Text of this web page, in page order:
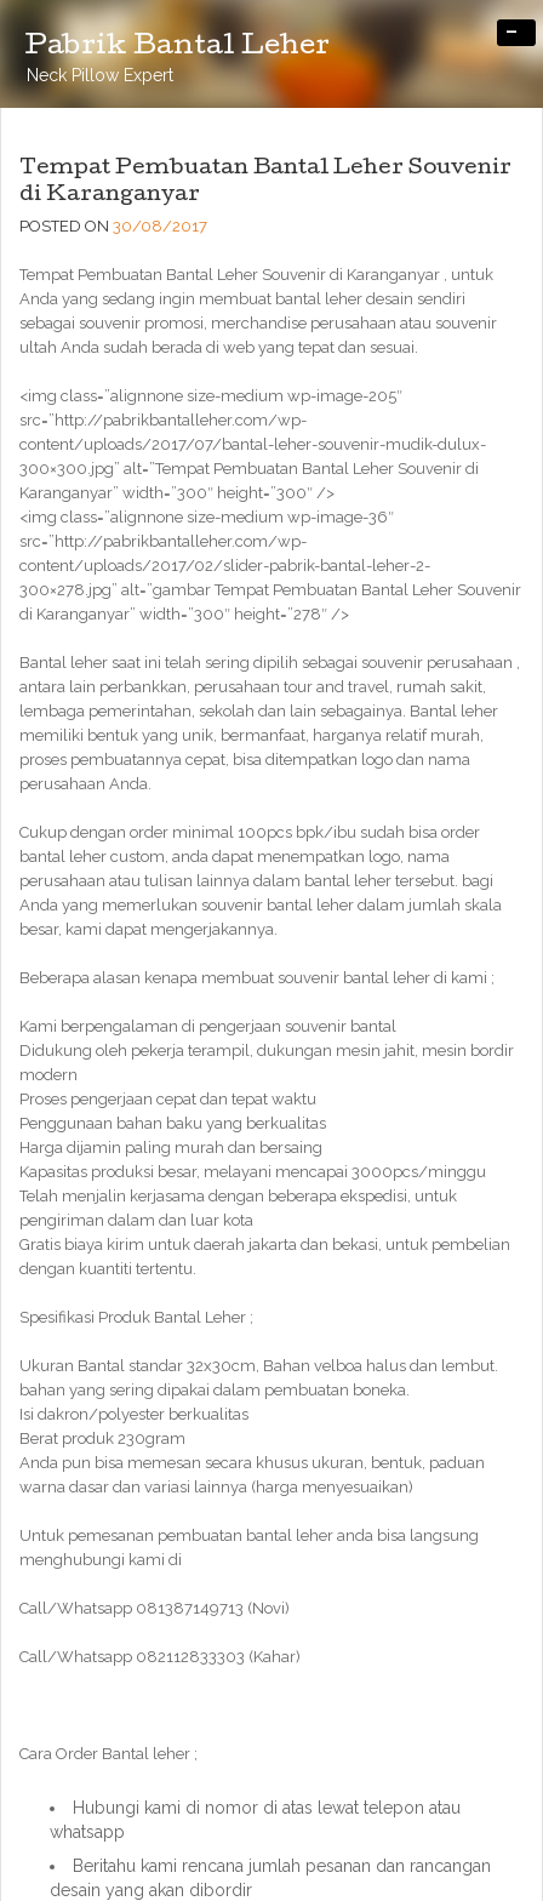
Pabrik Bantal Leher
Neck Pillow Expert
-
Tempat Pembuatan Bantal Leher Souvenir
di Karanganyar
POSTED ON 30/08/2017
Tempat Pembuatan Bantal Leher Souvenir di Karanganyar , untuk
Anda yang sedang ingin membuat bantal leher desain sendiri
sebagai souvenir promosi, merchandise perusahaan atau souvenir
ultah Anda sudah berada di web yang tepat dan sesuai.
<img class=”alignnone size-medium wp-image-205″
src=”http://pabrikbantalleher.com/wp-
content/uploads/2017/07/bantal-leher-souvenir-mudik-dulux-
300×300.jpg” alt=”Tempat Pembuatan Bantal Leher Souvenir di
Karanganyar” width=”300″ height=”300″ />
<img class=”alignnone size-medium wp-image-36″
src=”http://pabrikbantalleher.com/wp-
content/uploads/2017/02/slider-pabrik-bantal-leher-2-
300×278.jpg” alt=”gambar Tempat Pembuatan Bantal Leher Souvenir
di Karanganyar” width=”300″ height=”278″ />
Bantal leher saat ini telah sering dipilih sebagai souvenir perusahaan ,
antara lain perbankkan, perusahaan tour and travel, rumah sakit,
lembaga pemerintahan, sekolah dan lain sebagainya. Bantal leher
memiliki bentuk yang unik, bermanfaat, harganya relatif murah,
proses pembuatannya cepat, bisa ditempatkan logo dan nama
perusahaan Anda.
Cukup dengan order minimal 100pcs bpk/ibu sudah bisa order
bantal leher custom, anda dapat menempatkan logo, nama
perusahaan atau tulisan lainnya dalam bantal leher tersebut. bagi
Anda yang memerlukan souvenir bantal leher dalam jumlah skala
besar, kami dapat mengerjakannya.
Beberapa alasan kenapa membuat souvenir bantal leher di kami ;
Kami berpengalaman di pengerjaan souvenir bantal
Didukung oleh pekerja terampil, dukungan mesin jahit, mesin bordir
modern
Proses pengerjaan cepat dan tepat waktu
Penggunaan bahan baku yang berkualitas
Harga dijamin paling murah dan bersaing
Kapasitas produksi besar, melayani mencapai 3000pcs/minggu
Telah menjalin kerjasama dengan beberapa ekspedisi, untuk
pengiriman dalam dan luar kota
Gratis biaya kirim untuk daerah jakarta dan bekasi, untuk pembelian
dengan kuantiti tertentu.
Spesifikasi Produk Bantal Leher ;
Ukuran Bantal standar 32x30cm, Bahan velboa halus dan lembut.
bahan yang sering dipakai dalam pembuatan boneka.
Isi dakron/polyester berkualitas
Berat produk 230gram
Anda pun bisa memesan secara khusus ukuran, bentuk, paduan
warna dasar dan variasi lainnya (harga menyesuaikan)
Untuk pemesanan pembuatan bantal leher anda bisa langsung
menghubungi kami di
Call/Whatsapp 081387149713 (Novi)
Call/Whatsapp 082112833303 (Kahar)
Cara Order Bantal leher ;
Hubungi kami di nomor di atas lewat telepon atau
whatsapp
Beritahu kami rencana jumlah pesanan dan rancangan
desain yang akan dibordir